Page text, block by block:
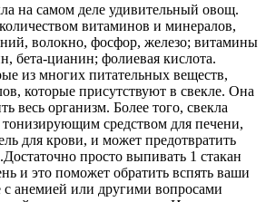
на самом деле удивительный овощ.
витаминов и минералов,
волокно, фосфор, железо; витамины
бета-цианин; фолиевая кислота.
из многих питательных веществ,
которые присутствуют в свекле. Она
весь организм. Более того, свекла
тонизирующим средством для печени,
для крови, и может предотвратить
просто выпивать 1 стакан
и это поможет обратить вспять ваши
анемией или другими вопросами